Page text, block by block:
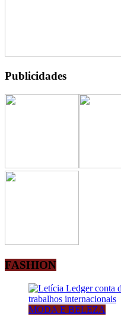
Publicidades
FASHION
MODA E BELEZA